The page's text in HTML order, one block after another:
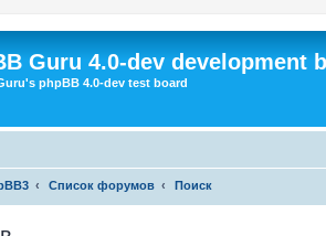
Guru 4.0-dev development
phpBB 4.0-dev test board
Список форумов Поиск